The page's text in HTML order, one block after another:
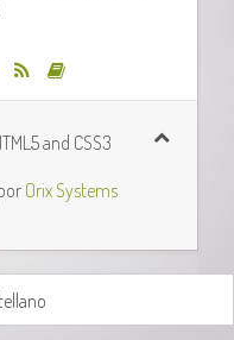
and CSS3
Orix Systems